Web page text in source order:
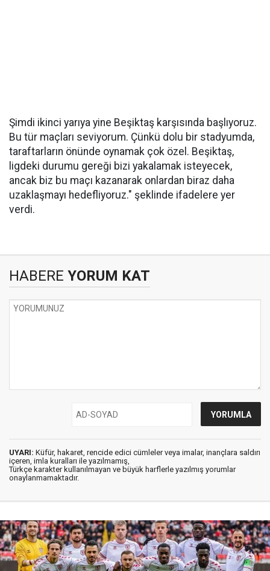
Şimdi ikinci yarıya yine Beşiktaş karşısında başlıyoruz.
Bu tür maçları seviyorum. Çünkü dolu bir stadyumda,
taraftarların önünde oynamak çok özel. Beşiktaş,
ligdeki durumu gereği bizi yakalamak isteyecek,
ancak biz bu maçı kazanarak onlardan biraz daha
uzaklaşmayı hedefliyoruz." şeklinde ifadelere yer
verdi.
HABERE YORUM KAT
UYARI: Küfür, hakaret, rencide edici cümleler veya imalar, inançlara saldırı
içeren, imla kuralları ile yazılmamış,
Türkçe karakter kullanılmayan ve büyük harflerle yazılmış yorumlar
onaylanmamaktadır.